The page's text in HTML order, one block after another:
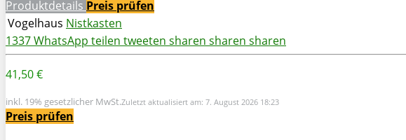
Produktdetails Preis prüfen
Vogelhaus Nistkasten
1337WhatsApp teilen tweeten sharen sharen sharen
41,50 €
inkl. 19% gesetzlicher MwSt.Zuletzt aktualisiert am: 7. August 2026 18:23
Preis prüfen